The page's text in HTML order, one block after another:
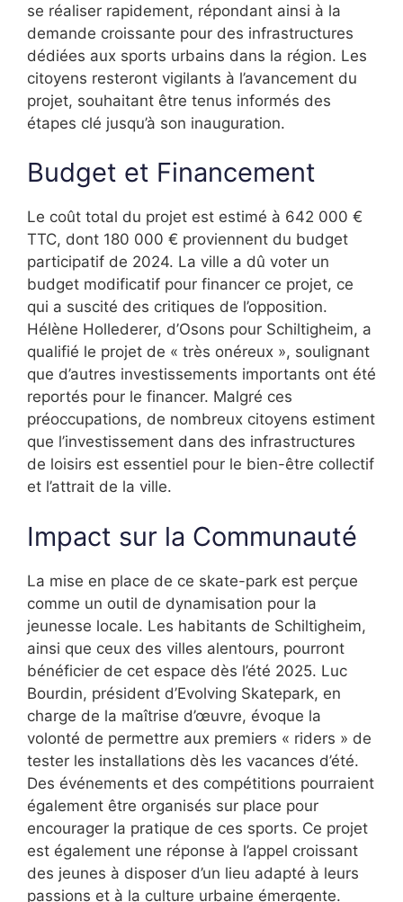
se réaliser rapidement, répondant ainsi à la
demande croissante pour des infrastructures
dédiées aux sports urbains dans la région. Les
citoyens resteront vigilants à l’avancement du
projet, souhaitant être tenus informés des
étapes clé jusqu’à son inauguration.
Budget et Financement
Le coût total du projet est estimé à 642 000 €
TTC, dont 180 000 € proviennent du budget
participatif de 2024. La ville a dû voter un
budget modificatif pour financer ce projet, ce
qui a suscité des critiques de l’opposition.
Hélène Hollederer, d’Osons pour Schiltigheim, a
qualifié le projet de « très onéreux », soulignant
que d’autres investissements importants ont été
reportés pour le financer. Malgré ces
préoccupations, de nombreux citoyens estiment
que l’investissement dans des infrastructures
de loisirs est essentiel pour le bien-être collectif
et l’attrait de la ville.
Impact sur la Communauté
La mise en place de ce skate-park est perçue
comme un outil de dynamisation pour la
jeunesse locale. Les habitants de Schiltigheim,
ainsi que ceux des villes alentours, pourront
bénéficier de cet espace dès l’été 2025. Luc
Bourdin, président d’Evolving Skatepark, en
charge de la maîtrise d’œuvre, évoque la
volonté de permettre aux premiers « riders » de
tester les installations dès les vacances d’été.
Des événements et des compétitions pourraient
également être organisés sur place pour
encourager la pratique de ces sports. Ce projet
est également une réponse à l’appel croissant
des jeunes à disposer d’un lieu adapté à leurs
passions et à la culture urbaine émergente.